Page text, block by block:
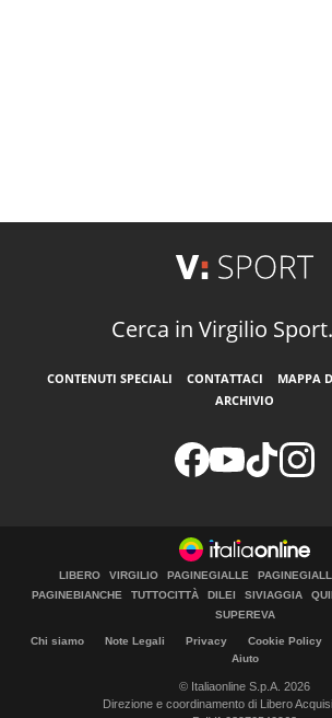
Cerca in Virgilio
CONTENUTI SPECIALI CONTATTACI MAPPA
ARCHIVIO
LIBERO VIRGILIO PAGINEGIALLE
PAGINEBIANCHE
TUTTOCITTÀ DILEI SIVIAGGIA
SUPEREVA
Chi siamo Note Legali Privacy Cookie Policy
Aiuto
© Italiaonline S.p.A. 2026
Direzione e coordinamento di Libero